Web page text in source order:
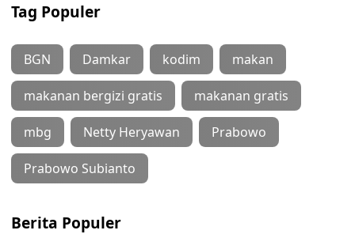
Tag Populer
BGN Damkar kodim makan
makanan bergizi gratis makanan gratis
mbg Netty Heryawan Prabowo
Prabowo Subianto
Berita Populer